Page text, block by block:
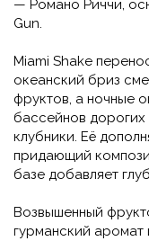
— Романо Риччи,
Gun.
Miami Shake
океанский бриз
фруктов, а ночные
бассейнов
клубники. Её
придающий
базе добавляет
Возвышенный
гурманский аромат